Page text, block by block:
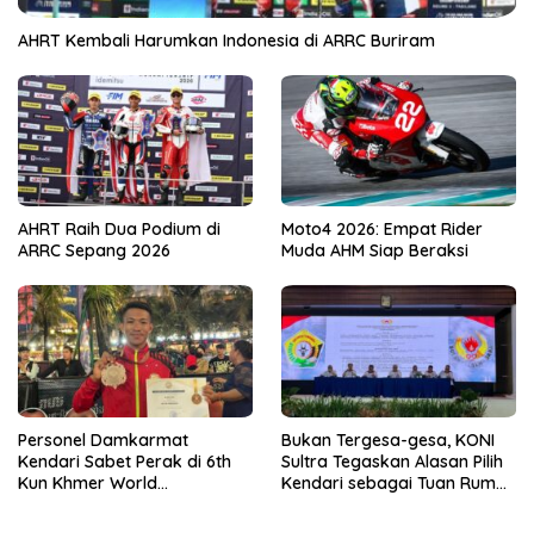
AHRT Kembali Harumkan Indonesia di ARRC Buriram
AHRT Raih Dua Podium di
ARRC Sepang 2026
Moto4 2026: Empat Rider
Muda AHM Siap Beraksi
Personel Damkarmat
Kendari Sabet Perak di 6th
Kun Khmer World
Bukan Tergesa-gesa, KONI
Sultra Tegaskan Alasan Pilih
Kendari sebagai Tuan Rumah